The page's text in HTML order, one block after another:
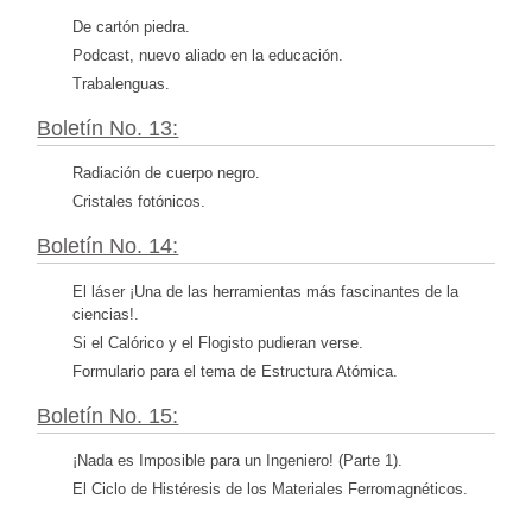
De cartón piedra.
Podcast, nuevo aliado en la educación.
Trabalenguas.
Boletín No. 13:
Radiación de cuerpo negro.
Cristales fotónicos.
Boletín No. 14:
El láser ¡Una de las herramientas más fascinantes de la
ciencias!.
Si el Calórico y el Flogisto pudieran verse.
Formulario para el tema de Estructura Atómica.
Boletín No. 15:
¡Nada es Imposible para un Ingeniero! (Parte 1).
El Ciclo de Histéresis de los Materiales Ferromagnéticos.